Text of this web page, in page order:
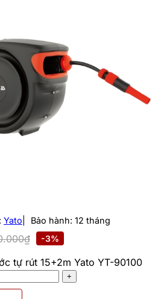
Yato Bảo hành: 12 tháng
-3%
tự rút 15+2m Yato YT-90100